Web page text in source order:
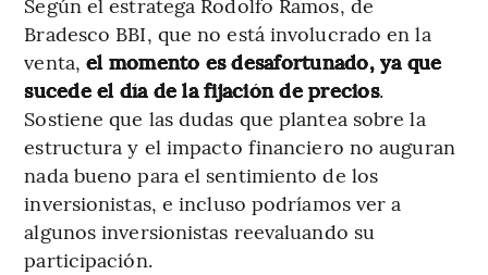
Bradesco BBI, que no está involucrado en la
venta,el momento es desafortunado, ya que
sucede el día de la fijación de precios.
Sostiene que las dudas que plantea sobre la
estructura y el impacto financiero no auguran
nada bueno para el sentimiento de los
inversionistas, e incluso podríamos ver a
algunos inversionistas reevaluando su
participación.